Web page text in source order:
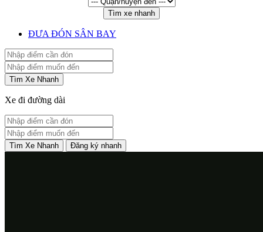
Tìm xe nhanh
ĐƯA ĐÓN SÂN BAY
Tìm Xe Nhanh
Xe đi đường dài
Tìm Xe Nhanh Đăng ký nhanh